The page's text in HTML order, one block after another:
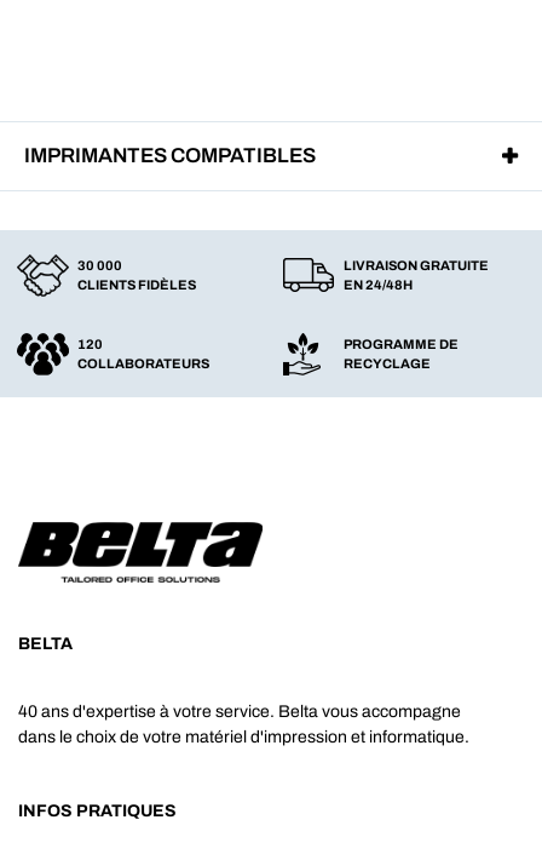
IMPRIMANTES COMPATIBLES
30 000
CLIENTS FIDÈLES
LIVRAISON GRATUITE
EN 24/48H
120
COLLABORATEURS
PROGRAMME DE
RECYCLAGE
BELTA
40 ans d'expertise à votre service. Belta vous accompagne
dans le choix de votre matériel d'impression et informatique.
INFOS PRATIQUES